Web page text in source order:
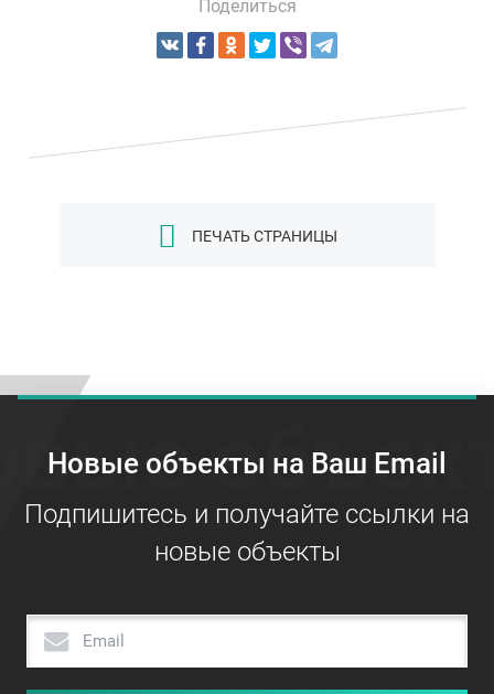
Поделиться
ПЕЧАТЬ СТРАНИЦЫ
Новые объекты на Ваш Email
Подпишитесь и получайте ссылки на
новые объекты